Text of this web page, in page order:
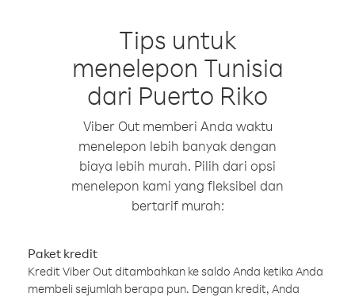
Tips untuk
menelepon Tunisia
dari Puerto Riko
Viber Out memberi Anda waktu
menelepon lebih banyak dengan
biaya lebih murah. Pilih dari opsi
menelepon kami yang fleksibel dan
bertarif murah:
Paket kredit
Kredit Viber Out ditambahkan ke saldo Anda ketika Anda
membeli sejumlah berapa pun. Dengan kredit, Anda